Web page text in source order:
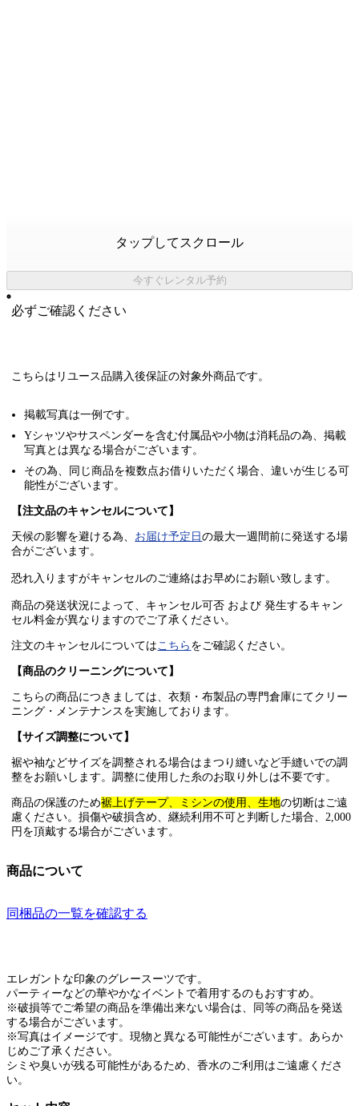
タップしてスクロール
今すぐレンタル予約
必ずご確認ください
こちらはリユース品購入後保証の対象外商品です。
掲載写真は一例です。
Yシャツやサスペンダーを含む付属品や小物は消耗品の為、掲載
写真とは異なる場合がございます。
その為、同じ商品を複数点お借りいただく場合、違いが生じる可
能性がございます。
【注文品のキャンセルについて】
天候の影響を避ける為、 お届け予定日の最大一週間前に発送する場
合がございます。
恐れ入りますがキャンセルのご連絡はお早めにお願い致します。
商品の発送状況によって、キャンセル可否 および 発生するキャン
セル料金が異なりますのでご了承ください。
注文のキャンセルについてはこちら をご確認ください。
【商品のクリーニングについて】
こちらの商品につきましては、衣類・布製品の専門倉庫にてクリー
ニング・メンテナンスを実施しております。
【サイズ調整について】
裾や袖などサイズを調整される場合はまつり縫いなど手縫いでの調
整をお願いします。調整に使用した糸のお取り外しは不要です。
商品の保護のため裾上げテープ、ミシンの使用、生地の切断はご遠
慮ください。損傷や破損含め、継続利用不可と判断した場合、2,000
円を頂戴する場合がございます。
商品について
同梱品の一覧を確認する
エレガントな印象のグレースーツです。
パーティーなどの華やかなイベントで着用するのもおすすめ。
※破損等でご希望の商品を準備出来ない場合は、同等の商品を発送
する場合がございます。
※写真はイメージです。現物と異なる可能性がございます。あらか
じめご了承ください。
シミや臭いが残る可能性があるため、香水のご利用はご遠慮くださ
い。